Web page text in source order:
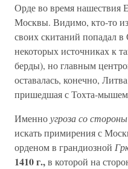
Орде во время нашествия
Москвы. Видимо, кто-то
своих скитаний попадал
некоторых источниках к
берды), но главным
оставалась, конечно,
пришедшая с Тохта-мышем
Именноугроза со
искать примирения с
орденом в грандиозной
1410 г.,в которой на